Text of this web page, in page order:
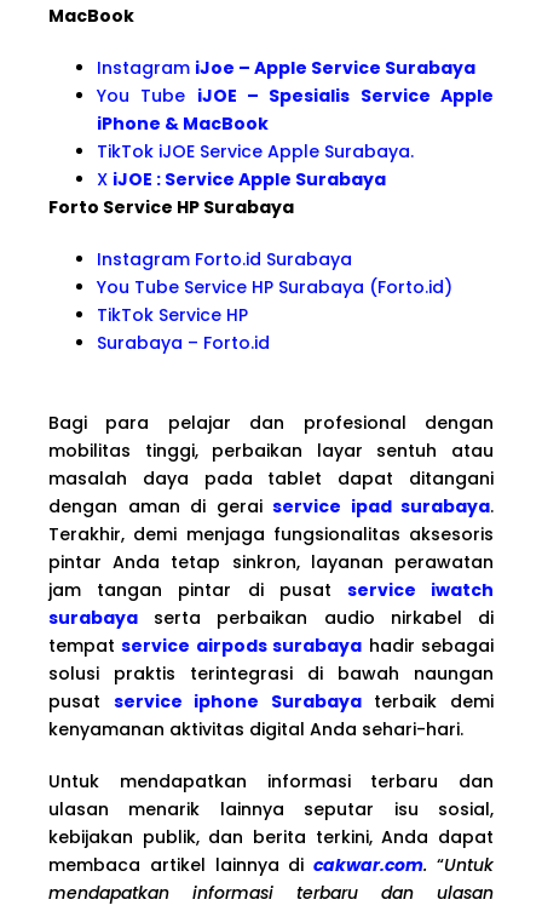
MacBook
Instagram iJoe – Apple Service Surabaya
You Tube iJOE – Spesialis Service Apple
iPhone & MacBook
TikTok iJOE Service Apple Surabaya.
X iJOE : Service Apple Surabaya
Forto Service HP Surabaya
Instagram Forto.id Surabaya
You Tube Service HP Surabaya (Forto.id)
TikTok Service HP
Surabaya – Forto.id
Bagi para pelajar dan profesional dengan
mobilitas tinggi, perbaikan layar sentuh atau
masalah daya pada tablet dapat ditangani
dengan aman di gerai service ipad surabaya.
Terakhir, demi menjaga fungsionalitas aksesoris
pintar Anda tetap sinkron, layanan perawatan
jam tangan pintar di pusat service iwatch
surabaya serta perbaikan audio nirkabel di
tempatservice airpods surabaya hadir sebagai
solusi praktis terintegrasi di bawah naungan
pusat service iphone Surabayaterbaik demi
kenyamanan aktivitas digital Anda sehari-hari.
Untuk mendapatkan informasi terbaru dan
ulasan menarik lainnya seputar isu sosial,
kebijakan publik, dan berita terkini, Anda dapat
membaca artikel lainnya dicakwar.com.“Untuk
mendapatkan informasi terbaru dan ulasan